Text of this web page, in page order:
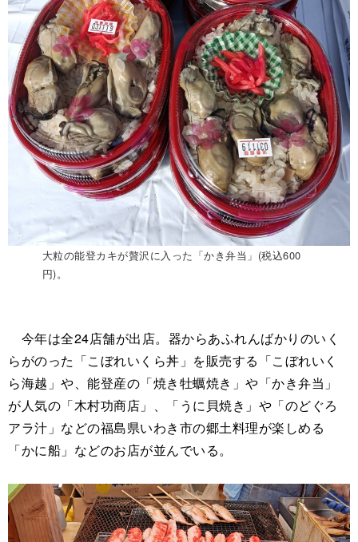
大粒の能登カキが贅沢に入った「かき弁当」(税込600
円)。
今年は全24店舗が出店。器からあふれんばかりのいく
らがのった「こぼれいくら丼」を販売する「こぼれいく
ら海越」や、能登産の「焼き牡蠣焼き」や「かき弁当」
が人気の「木村功商店」、「うに貝焼き」や「のどぐろ
アラ汁」などの福島県いわき市の郷土料理が楽しめる
「かに船」などのお店が並んでいる。